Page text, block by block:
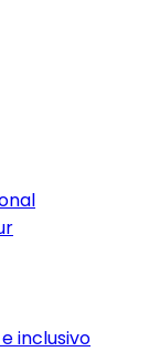
inclusivo